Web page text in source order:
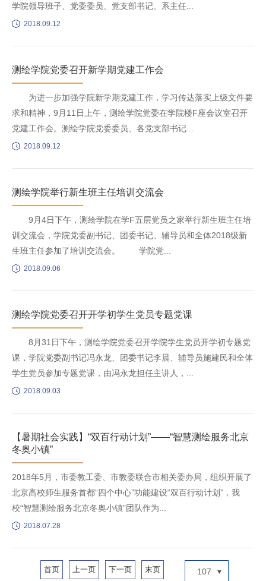
学院领导班子、党委委员、党支部书记、系主任...
2018.09.12
测绘学院党委召开新学期党建工作会
为进一步加强学院新学期党建工作，学习传达落实上级文件要
求和精神，9月11日上午，测绘学院党委在学院楼F座会议室召开
党建工作会。测绘学院党委委员、各党支部书记...
2018.09.12
测绘学院举行新生班主任培训交流会
9月4日下午，测绘学院在学F五层党员之家举行新生班主任培
训交流会，学院党委副书记、团委书记、辅导员和全体2018级新
生班主任参加了培训交流会。 学院党...
2018.09.06
测绘学院党委召开开学初学生党员专题党课
8月31日下午，测绘学院党委召开学院学生党员开学初专题党
课，学院党委副书记冯永龙、团委书记李晨、辅导员施建民和全体
学生党员参加专题党课，由冯永龙担任主讲人，...
2018.09.03
【暑期社会实践】“双百行动计划”——“智慧测绘服务北京
冬奥小镇”
2018年5月，市委教工委、市教委联合市相关委办局，组织开展了
北京高校师生服务首都“四个中心”功能建设“双百行动计划”，我
校“智慧测绘服务北京冬奥小镇”团队作为...
2018.07.28
首页 上一页 下一页 末页 107